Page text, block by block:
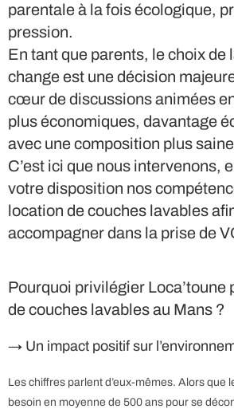
parentale à la fois écologique,
pression.
En tant que parents, le choix de
change est une décision
cœur de discussions animées
plus économiques, davantage
avec une composition plus
C’est ici que nous intervenons,
votre disposition nos
location de couches lavables
accompagner dans la prise de
Pourquoi privilégier Loca’toune
de couches lavables au Mans ?
→ Un impact positif sur
Les chiffres parlent d’eux-mêmes. Alors que
besoin en moyenne de 500 ans pour se